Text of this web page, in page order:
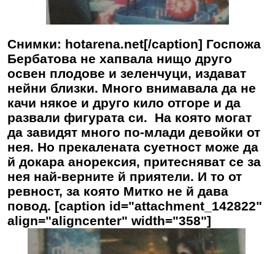
Снимки: hotarena.net[/caption] Госпожа
Бербатова не хапвала нищо друго
освен плодове и зеленчуци, издават
нейни близки. Много внимавала да не
качи някое и друго кило отгоре и да
развали фигурата си. На която могат
да завидят много по-млади девойки от
нея. Но прекалената суетност може да
й докара анорексия, притесняват се за
нея най-верните й приятели. И то от
ревност, за която Митко не й дава
повод. [caption id="attachment_142822"
align="aligncenter" width="358"]